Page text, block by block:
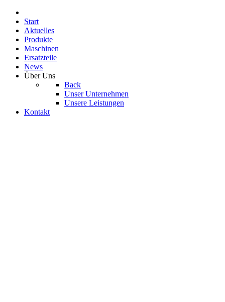
Start
Aktuelles
Produkte
Maschinen
Ersatzteile
News
Über Uns
Back
Unser Unternehmen
Unsere Leistungen
Kontakt